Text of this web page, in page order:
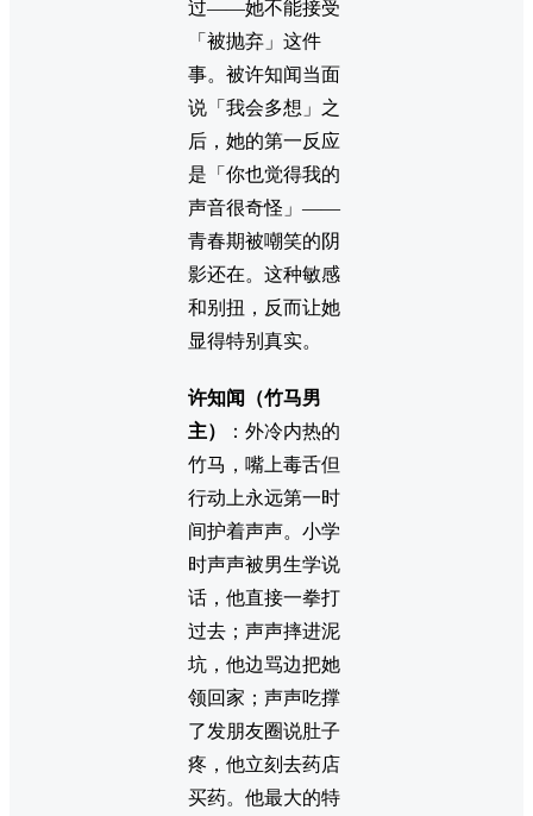
过——她不能接受
「被抛弃」这件
事。被许知闻当面
说「我会多想」之
后，她的第一反应
是「你也觉得我的
声音很奇怪」——
青春期被嘲笑的阴
影还在。这种敏感
和别扭，反而让她
显得特别真实。
许知闻（竹马男
主）
：外冷内热的
竹马，嘴上毒舌但
行动上永远第一时
间护着声声。小学
时声声被男生学说
话，他直接一拳打
过去；声声摔进泥
坑，他边骂边把她
领回家；声声吃撑
了发朋友圈说肚子
疼，他立刻去药店
买药。他最大的特